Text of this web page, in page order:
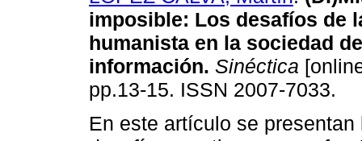
imposible: Los desafíos de
humanista en la sociedad
información. Sinéctica
pp.13-15. ISSN 2007-7033.
En este artículo se